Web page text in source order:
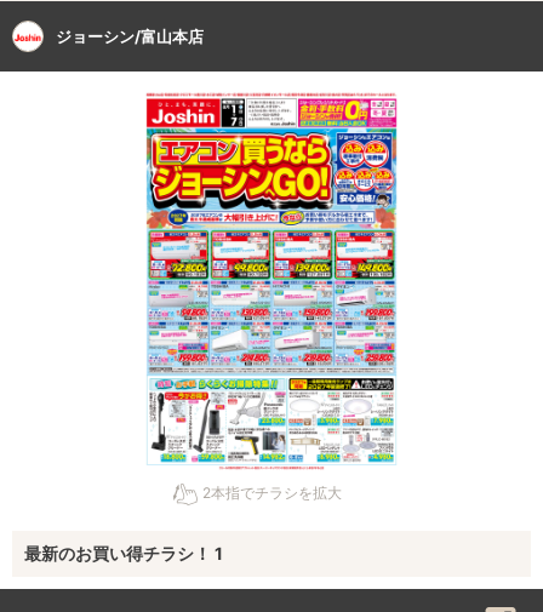
ジョーシン/富山本店
2本指でチラシを拡大
最新のお買い得チラシ！ 1